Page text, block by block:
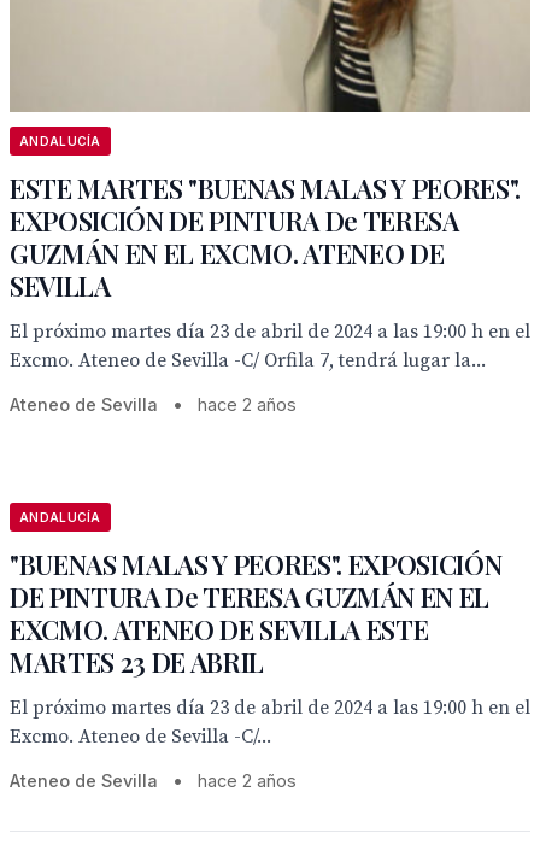
ANDALUCÍA
ESTE MARTES "BUENAS MALAS Y PEORES".
EXPOSICIÓN DE PINTURA De TERESA
GUZMÁN EN EL EXCMO. ATENEO DE
SEVILLA
El próximo martes día 23 de abril de 2024 a las 19:00 h en el
Excmo. Ateneo de Sevilla -C/ Orfila 7, tendrá lugar la...
Ateneo de Sevilla • hace 2 años
ANDALUCÍA
"BUENAS MALAS Y PEORES". EXPOSICIÓN
DE PINTURA De TERESA GUZMÁN EN EL
EXCMO. ATENEO DE SEVILLA ESTE
MARTES 23 DE ABRIL
El próximo martes día 23 de abril de 2024 a las 19:00 h en el
Excmo. Ateneo de Sevilla -C/...
Ateneo de Sevilla • hace 2 años